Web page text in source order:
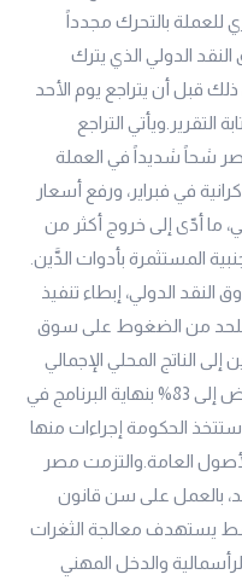
بالتحرك مجدداً
الدولي الذي يترك
قبل أن يتراجع يوم الأحد
كتابة التقرير.ويأتي التراجع
شحاً شديداً في العملة
في فبراير، ورفع أسعار
ما أدّى إلى خروج أكثر من
المستثمرة بأدوات الدَّين.
الدولي، إبطاء تنفيذ
للحد من الضغوط على سوق
الناتج المحلي الإجمالي
92.1% بنهاية يونيو 2023، على أن ينخفض إلى 83% بنهاية البرنامج في
ستتخذ الحكومة إجراءات منها
الأصول العامة.والتزمت مصر
بالعمل على سن قانون
يستهدف معالجة الثغرات
والدخل المهني